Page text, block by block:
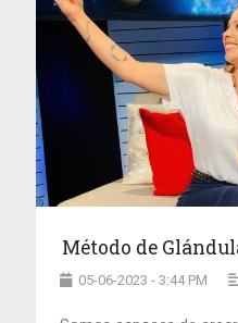
Método de
05-06-2023 - 3:44 PM